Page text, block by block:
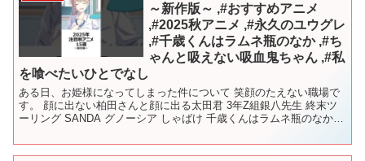
～新作版～ ,#おすすめアニメ
,#2025秋アニメ ,#永久のユウグレ
,#千歳くんはラムネ瓶のなか ,#ち
ゃんと吸えない吸血鬼ちゃん ,#私
を喰べたいひとでなし
ある日、お姫様になってしまった件について 笑顔のたえない職場で
す。 顔に出ない柏田さんと顔に出る太田君 3年Z組銀八先生 終末ツ
ーリング SANDA グノーシア しゃばけ 千歳くんはラムネ瓶のなか